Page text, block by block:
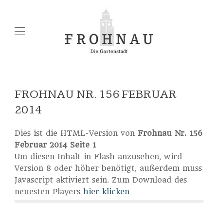
FROHNAU NR. 156 FEBRUAR
2014
Dies ist die HTML-Version von Frohnau Nr. 156
Februar 2014 Seite 1
Um diesen Inhalt in Flash anzusehen, wird
Version 8 oder höher benötigt, außerdem muss
Javascript aktiviert sein. Zum Download des
neuesten Players hier klicken